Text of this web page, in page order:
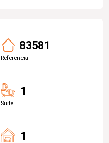
83581
Referência
1
Suite
1